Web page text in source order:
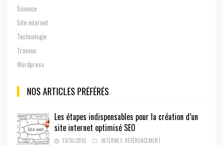
Science
Site internet
Technologie
Travaux
Wordpress
NOS ARTICLES PRÉFÉRÉS
Les étapes indispensables pour la création d’un
site internet optimisé SEO
13/10/2016 INTERNET, RÉFÉRENCEMENT